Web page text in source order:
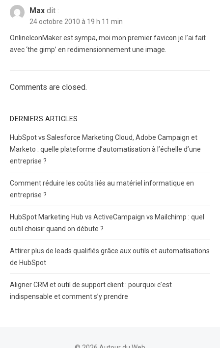
Max dit :
24 octobre 2010 à 19 h 11 min
OnlineIconMaker est sympa, moi mon premier favicon je l’ai fait
avec ‘the gimp’ en redimensionnement une image.
Comments are closed.
DERNIERS ARTICLES
HubSpot vs Salesforce Marketing Cloud, Adobe Campaign et
Marketo : quelle plateforme d’automatisation à l’échelle d’une
entreprise ?
Comment réduire les coûts liés au matériel informatique en
entreprise ?
HubSpot Marketing Hub vs ActiveCampaign vs Mailchimp : quel
outil choisir quand on débute ?
Attirer plus de leads qualifiés grâce aux outils et automatisations
de HubSpot
Aligner CRM et outil de support client : pourquoi c’est
indispensable et comment s’y prendre